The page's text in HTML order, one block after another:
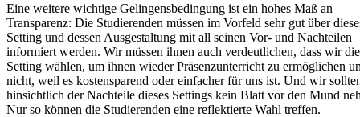
Eine weitere wichtige Gelingensbedingung ist ein hohes Maß an
Transparenz: Die Studierenden müssen im Vorfeld sehr gut über
Setting und dessen Ausgestaltung mit all seinen Vor- und Nachteilen
informiert werden. Wir müssen ihnen auch verdeutlichen, dass wir
Setting wählen, um ihnen wieder Präsenzunterricht zu ermöglichen
nicht, weil es kostensparend oder einfacher für uns ist. Und wir
hinsichtlich der Nachteile dieses Settings kein Blatt vor den Mund
Nur so können die Studierenden eine reflektierte Wahl treffen.